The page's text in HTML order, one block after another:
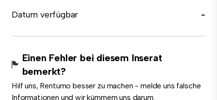
Datum verfügbar
-
Einen Fehler bei diesem Inserat
bemerkt?
Hilf uns, Rentumo besser zu machen - melde uns falsche
Informationen und wir kümmern uns darum.